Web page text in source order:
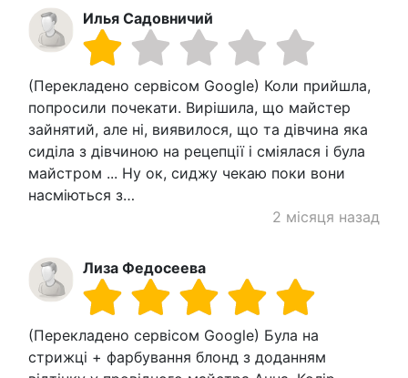
Илья Садовничий
(Перекладено сервісом Google) Коли прийшла,
попросили почекати. Вирішила, що майстер
зайнятий, але ні, виявилося, що та дівчина яка
сиділа з дівчиною на рецепції і сміялася і була
майстром ... Ну ок, сиджу чекаю поки вони
насміються з…
2 місяця назад
Лиза Федосеева
(Перекладено сервісом Google) Була на
стрижці + фарбування блонд з доданням